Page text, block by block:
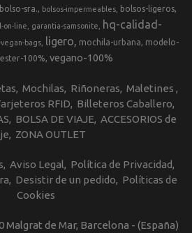
bolso-sra. bolsos-impermeables bolsos-ligeros
on-line garantia-samsonite
hq-calidad-
vegan-bags ligero mochila-urbana
modelo-
100% vegano-100%
Mochilas Riñoneras Maletines
RFID
Billeteros Caballero
BOLSA DE VIAJE ACCESORIOS de
ZONA OUTLET
Aviso Legal
Política de Privacidad
Desistir de un pedido
Políticas de
Cookies
Malgrat de Mar, Barcelona - (España)